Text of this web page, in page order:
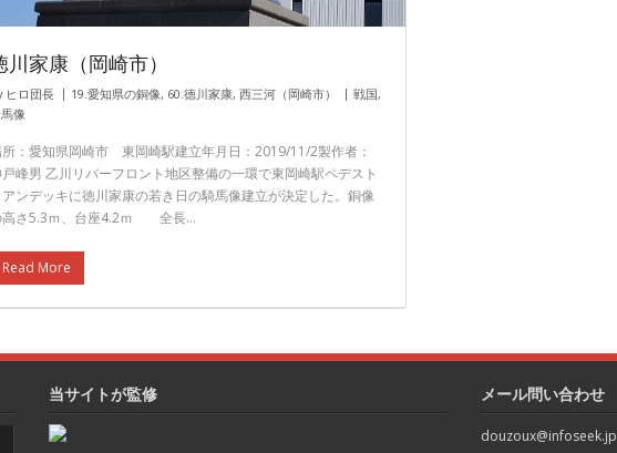
川家康（岡崎市）
ヒロ団長 19.愛知県の銅像, 60.徳川家康, 西三河（岡崎市） 戦国,
像
：愛知県岡崎市 東岡崎駅建立年月日：2019/11/2製作者：
峰男 乙川リバーフロント地区整備の一環で東岡崎駅ペデスト
ンデッキに徳川家康の若き日の騎馬像建立が決定した。銅像
高さ5.3ｍ、台座4.2ｍ 全長…
Read More
当サイトが監修 メール問い合わせ
douzoux@infoseek.jp